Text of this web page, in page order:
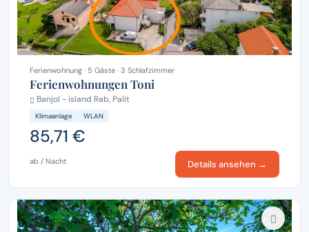
Ferienwohnung · 5 Gäste · 3 Schlafzimmer
Ferienwohnungen Toni
Banjol - island Rab, Palit
Klimaanlage WLAN
85,71 €
ab / Nacht Details ansehen →